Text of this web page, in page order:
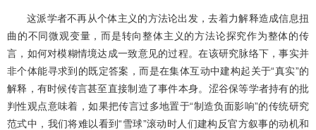
这派学者不再从个体主义的方法论出发，去着力解释造成信息扭
曲的不同微观变量，而是转向整体主义的方法论探究作为整体的传
言，如何对模糊情境达成一致意见的过程。在该研究脉络下，事实并
非个体能寻求到的既定答案，而是在集体互动中建构起关于“真实”的
解释，有时候传言甚至直接制造了事件本身。涩谷保等学者持有的批
判性观点意味着，如果把传言过多地置于“制造负面影响”的传统研究
范式中，我们将难以看到“雪球”滚动时人们建构反官方叙事的动机和